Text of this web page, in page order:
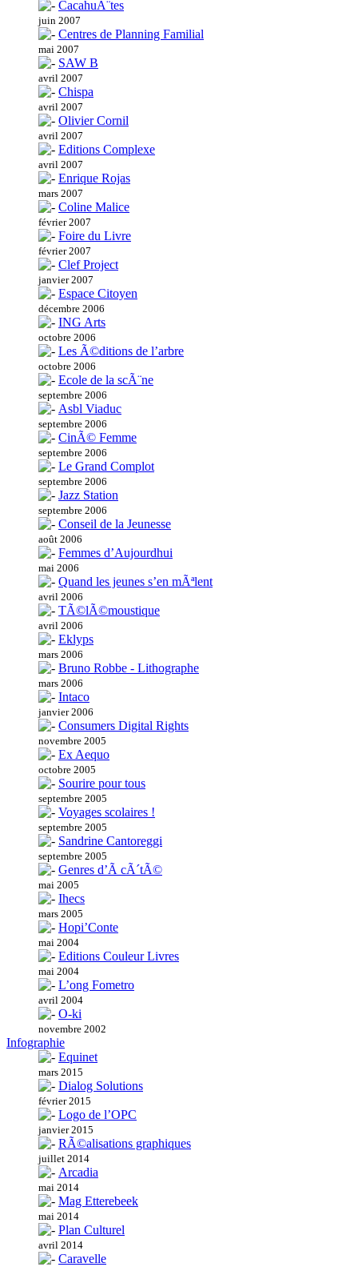
CacahuÃ¨tes
juin 2007
Centres de Planning Familial
mai 2007
SAW B
avril 2007
Chispa
avril 2007
Olivier Cornil
avril 2007
Editions Complexe
avril 2007
Enrique Rojas
mars 2007
Coline Malice
février 2007
Foire du Livre
février 2007
Clef Project
janvier 2007
Espace Citoyen
décembre 2006
ING Arts
octobre 2006
Les Ã©ditions de l’arbre
octobre 2006
Ecole de la scÃ¨ne
septembre 2006
Asbl Viaduc
septembre 2006
CinÃ© Femme
septembre 2006
Le Grand Complot
septembre 2006
Jazz Station
septembre 2006
Conseil de la Jeunesse
août 2006
Femmes d’Aujourdhui
mai 2006
Quand les jeunes s’en mÃªlent
avril 2006
TÃ©lÃ©moustique
avril 2006
Eklyps
mars 2006
Bruno Robbe - Lithographe
mars 2006
Intaco
janvier 2006
Consumers Digital Rights
novembre 2005
Ex Aequo
octobre 2005
Sourire pour tous
septembre 2005
Voyages scolaires !
septembre 2005
Sandrine Cantoreggi
septembre 2005
Genres d’Ã cÃ´tÃ©
mai 2005
Ihecs
mars 2005
Hopi’Conte
mai 2004
Editions Couleur Livres
mai 2004
L’ong Fometro
avril 2004
O-ki
novembre 2002
Infographie
Equinet
mars 2015
Dialog Solutions
février 2015
Logo de l’OPC
janvier 2015
RÃ©alisations graphiques
juillet 2014
Arcadia
mai 2014
Mag Etterebeek
mai 2014
Plan Culturel
avril 2014
Caravelle